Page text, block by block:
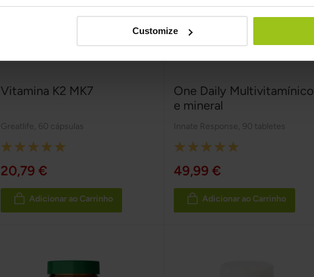
Customize
Vitamina K2 MK7
Greatlife 60 cápsulas
Rating:
100%
20,79 €
Adicionar ao Carrinho
One Daily Multivitamínico
e mineral
Innate Response 90 tabletes
Rating:
100%
49,99 €
Adicionar ao Carrinho